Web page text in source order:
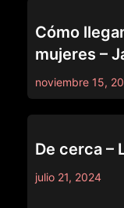
Cómo
mujeres –
noviembre 15,
De cerca –
julio 21, 2024